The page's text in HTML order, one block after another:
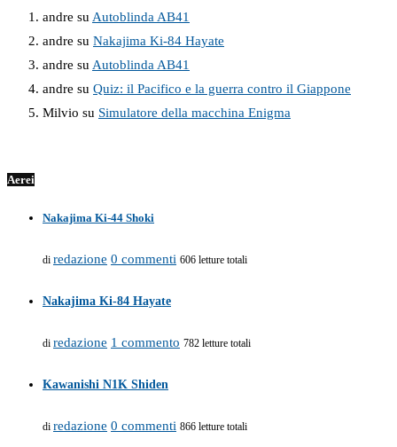
andre su Autoblinda AB41
andre su Nakajima Ki-84 Hayate
andre su Autoblinda AB41
andre su Quiz: il Pacifico e la guerra contro il Giappone
Milvio su Simulatore della macchina Enigma
Aerei
Nakajima Ki-44 Shoki
di redazione 0 commenti 606 letture totali
Nakajima Ki-84 Hayate
di redazione 1 commento 782 letture totali
Kawanishi N1K Shiden
di redazione 0 commenti 866 letture totali